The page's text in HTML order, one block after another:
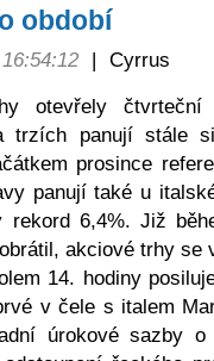
období
| Cyrrus
otevřely
trzích panují stále
prosince
panují také u
6,4%. Již
akciové trhy
14. hodiny
v čele s italem
úrokové sazby